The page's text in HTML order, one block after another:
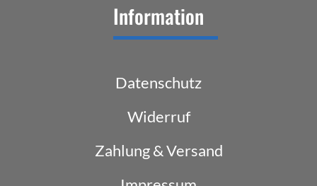
Information
Datenschutz
Widerruf
Zahlung & Versand